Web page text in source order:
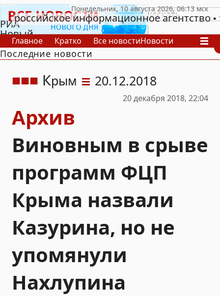
РИА
Новый
День
российское информационное агентство
Главное Кратко Все новостиНовости
В России
В мире
Последние новости
Крым 20.12.2018
20 декабря 2018, 22:04
Архив
Виновным в срыве
программ ФЦП
Крыма назвали
Казурина, но не
упомянули
Нахлупина